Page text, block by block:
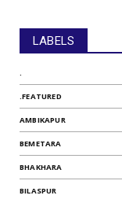
LABELS
.
.FEATURED
AMBIKAPUR
BEMETARA
BHAKHARA
BILASPUR